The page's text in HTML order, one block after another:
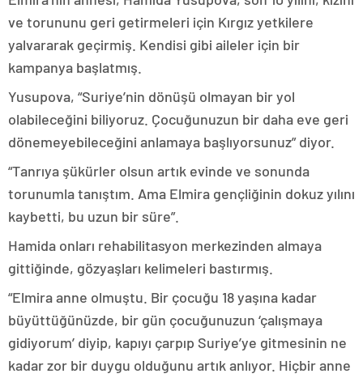
ve torununu geri getirmeleri için Kırgız yetkilere
yalvararak geçirmiş. Kendisi gibi aileler için bir
kampanya başlatmış.
Yusupova, “Suriye’nin dönüşü olmayan bir yol
olabileceğini biliyoruz. Çocuğunuzun bir daha eve geri
dönemeyebileceğini anlamaya başlıyorsunuz” diyor.
“Tanrıya şükürler olsun artık evinde ve sonunda
torunumla tanıştım. Ama Elmira gençliğinin dokuz yılını
kaybetti, bu uzun bir süre”.
Hamida onları rehabilitasyon merkezinden almaya
gittiğinde, gözyaşları kelimeleri bastırmış.
“Elmira anne olmuştu. Bir çocuğu 18 yaşına kadar
büyüttüğünüzde, bir gün çocuğunuzun ‘çalışmaya
gidiyorum’ diyip, kapıyı çarpıp Suriye’ye gitmesinin ne
kadar zor bir duygu olduğunu artık anlıyor. Hiçbir anne